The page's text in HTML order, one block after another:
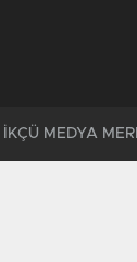
MEDYA